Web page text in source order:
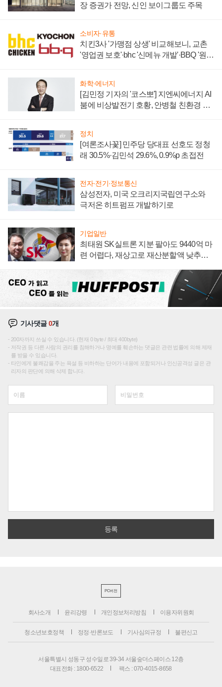
장 증권가 전망, 신인 보이그룹도 주목
소비자·유통
치킨3사 '가맹점 상생' 비교해보니, 교촌
'영업권 보호'·bhc '신메뉴 개발'·BBQ '원가
화학·에너지
[김민정 기자의 '코스뽀'] 지엔씨에너지 AI
붐에 비상발전기 호황, 안병철 친환경 에
정치
[여론조사꽃] 민주당 당대표 선호도 정청
래 30.5%·김민석 29.6%, 0.9%p 초접전
전자·전기·정보통신
삼성전자, 미국 오크리지국립연구소와
극저온 히트펌프 개발하기로
기업일반
최태원 SK실트론 지분 팔아도 9440억 마
련 어렵다, 재상고로 재산분할액 낮추기
기사댓글0개
200자까지 쓰실 수 있습니다. (현재 0 byte / 최대 400byte)
저작권 등 다른 사람의 권리를 침해하거나 명예를 훼손하는 댓글은 관련 법률에 의해 제재
를 받을 수 있습니다.
타인에게 불쾌감을 주는 욕설 등 비하하는 단어가 내용에 포함되거나 인신공격성 글은 관
리자의 판단에 의해 삭제 합니다.
PC버전
회사소개 윤리강령 개인정보처리방침 이용자위원회
청소년보호정책 정정·반론보도 기사심의규정 불편신고
서울특별시 성동구 성수일로 39-34 서울숲더스페이스 12층
대표전화 : 1800-6522
팩스 : 070-4015-8658